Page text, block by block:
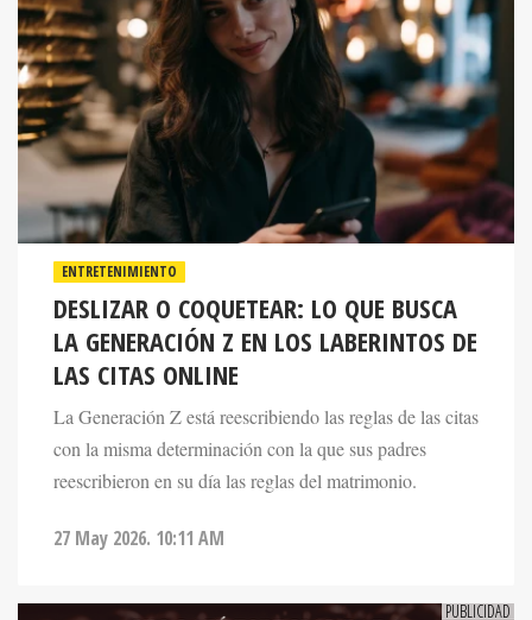
ENTRETENIMIENTO
DESLIZAR O COQUETEAR: LO QUE BUSCA
LA GENERACIÓN Z EN LOS LABERINTOS DE
LAS CITAS ONLINE
La Generación Z está reescribiendo las reglas de las citas
con la misma determinación con la que sus padres
reescribieron en su día las reglas del matrimonio.